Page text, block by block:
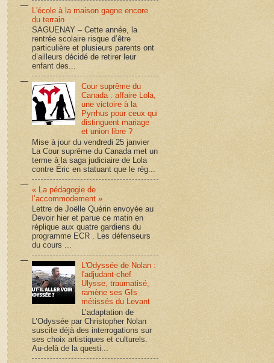
L'école à la maison gagne encore
du terrain
SAGUENAY – Cette année, la
rentrée scolaire risque d’être
particulière et plusieurs parents ont
d’ailleurs décidé de retirer leur
enfant des...
Cour suprême du
Canada : affaire Lola,
une victoire à la
Pyrrhus pour ceux qui
distinguent mariage
et union libre ?
Mise à jour du vendredi 25 janvier
La Cour suprême du Canada met un
terme à la saga judiciaire de Lola
contre Éric en statuant que le rég...
« La pédagogie de
l’accommodement »
Lettre de Joëlle Quérin envoyée au
Devoir hier et parue ce matin en
réplique aux quatre gardiens du
programme ECR . Les défenseurs
du cours ...
L'Odyssée de Nolan :
l'adjudant-chef
Ulysse, traumatisé,
ramène ses GIs
métissés du Levant
L’adaptation de
L’Odyssée par Christopher Nolan
suscite déjà des interrogations sur
ses choix artistiques et culturels.
Au-delà de la questi...